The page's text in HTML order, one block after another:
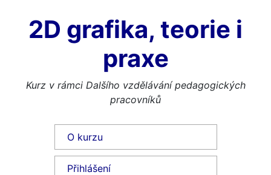
2D grafika, teorie i
praxe
Kurz v rámci Dalšího vzdělávání pedagogických
pracovníků
O kurzu
Přihlášení